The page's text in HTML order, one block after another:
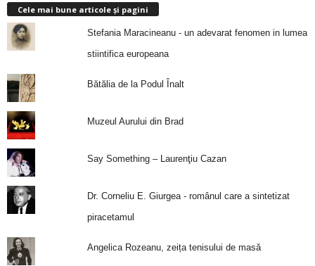
Cele mai bune articole și pagini
Stefania Maracineanu - un adevarat fenomen in lumea
stiintifica europeana
Bătălia de la Podul Înalt
Muzeul Aurului din Brad
Say Something – Laurenţiu Cazan
Dr. Corneliu E. Giurgea - românul care a sintetizat
piracetamul
Angelica Rozeanu, zeița tenisului de masă